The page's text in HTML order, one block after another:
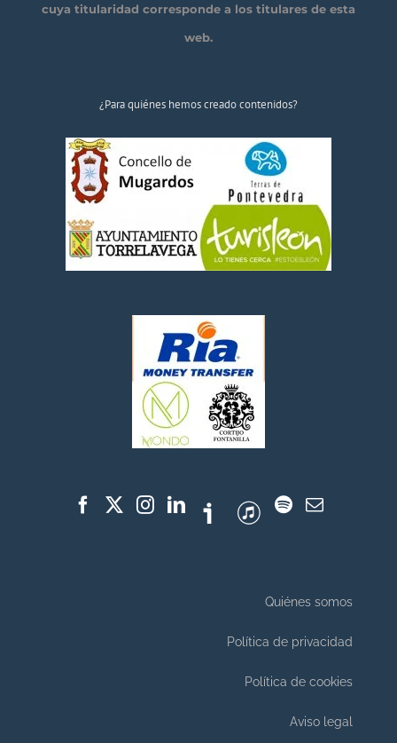
cuya titularidad corresponde a los titulares de esta
web.
¿Para quiénes hemos creado contenidos?
Quiénes somos
Política de privacidad
Política de cookies
Aviso legal